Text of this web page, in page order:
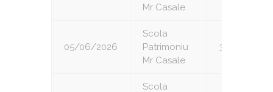
Mr Casale
05/06/2026
Scola
Patrimoniu
Mr Casale
3
Scola